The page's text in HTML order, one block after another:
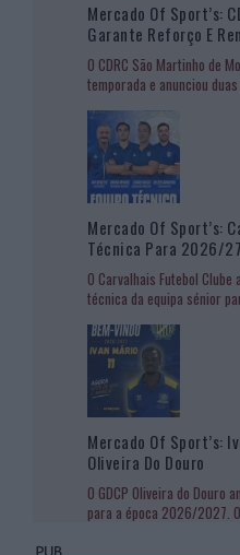
Mercado Of Sport’s:
Garante Reforço E
O CDRC São Martinho de
temporada e anunciou
Mercado Of Sport’s:
Técnica Para 2026/27
O Carvalhais Futebol
técnica da equipa sénior
Mercado Of Sport’s:
Oliveira Do Douro
O GDCP Oliveira do Douro
para a época 2026/2027.